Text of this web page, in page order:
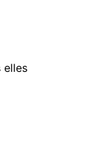
elles